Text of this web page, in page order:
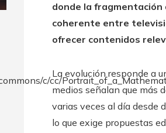
donde la fragmentación
coherente entre
ofrecer contenidos
La evolución responde a
medios señalan que más
varias veces al día desde
lo que exige propuestas